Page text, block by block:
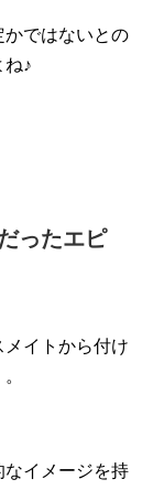
かではないとの
ね♪
ったエピ
イトから付け
なイメージを持